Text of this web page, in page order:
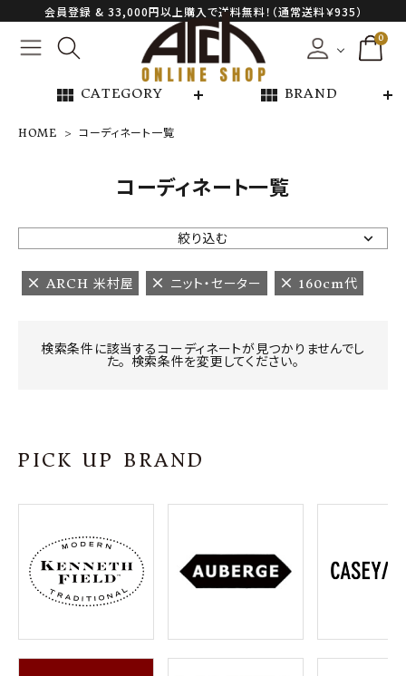
会員登録 & 33,000円以上購入で送料無料！（通常送料￥935）
0
view_module CATEGORY view_module BRAND
NEW ARRIVAL
ARCH EXCLUSIVE
BRAND
INFORMATION
ご利用ガイド
プライバシーポリシー
特定商取引法について
お問い合わせ
OFFICIAL WEB SITE
HOME コーディネート一覧
コーディネート一覧
絞り込む
ARCH 米村屋 ニット・セーター 160cm代
検索条件に該当するコーディネートが見つかりませんでし
た。 検索条件を変更してください。
PICK UP BRAND